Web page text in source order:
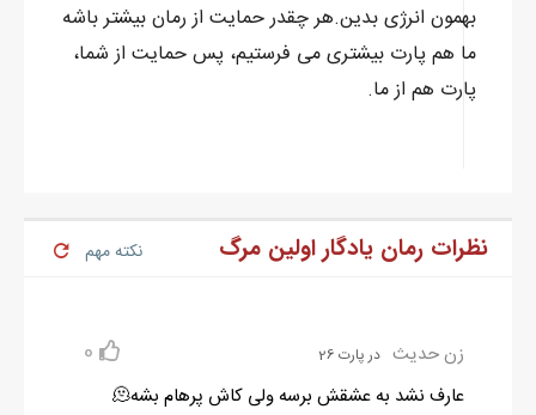
بهمون انرژی بدین.هر چقدر حمایت از رمان بیشتر باشه
ما هم پارت بیشتری می فرستیم، پس حمایت از شما،
پارت هم از ما.
نظرات رمان یادگار اولین مرگ نکته مهم
زن حدیث در پارت 26 0
عارف نشد به عشقش برسه ولی کاش پرهام بشه🫠